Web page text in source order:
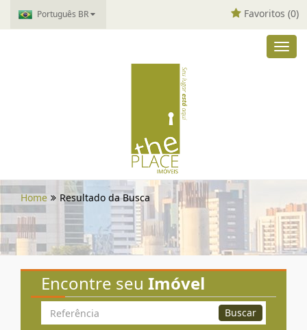
Português BR Favoritos (0)
Home Resultado da Busca
Encontre seu Imóvel
Busca
por
Buscar